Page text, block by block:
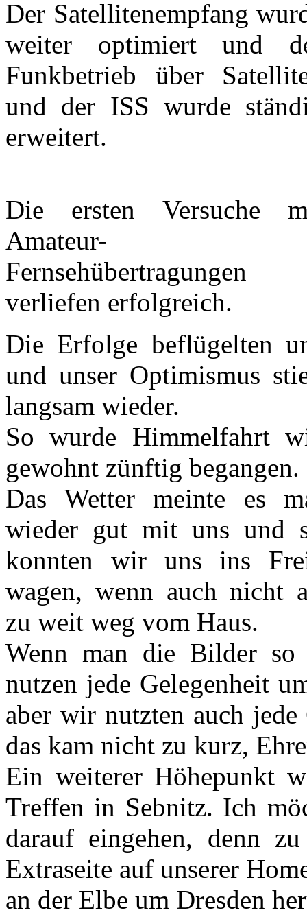
Der Satellitenempfang
weiter optimiert und
Funkbetrieb über
und der ISS wurde
erweitert.
Die ersten Versuche
Amateur-
Fernsehübertragungen
verliefen erfolgreich.
Die Erfolge beflügelten
und unser Optimismus
langsam wieder.
So wurde Himmelfahrt
gewohnt zünftig begangen.
Das Wetter meinte es
wieder gut mit uns und
konnten wir uns ins
wagen, wenn auch nicht
zu weit weg vom Haus.
Wenn man die Bilder
nutzen jede Gelegenheit
aber wir nutzten auch
das kam nicht zu kurz,
Ein weiterer Höhepunkt
Treffen in Sebnitz. Ich
darauf eingehen, denn
Extraseite auf unserer
an der Elbe um Dresden